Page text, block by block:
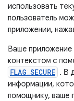
использовать
пользователь
приложении,
Ваше
контекстом с
FLAG_SECURE . В
информации,
помощнику, ваше